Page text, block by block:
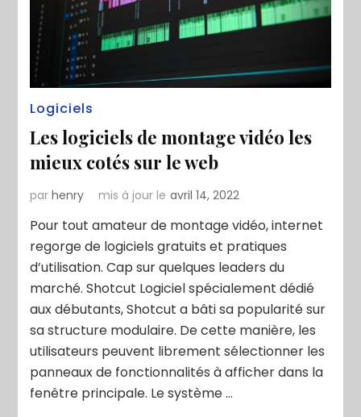
Logiciels
Les logiciels de montage vidéo les
mieux cotés sur le web
parhenry mis à jour le avril 14, 2022
Pour tout amateur de montage vidéo, internet
regorge de logiciels gratuits et pratiques
d’utilisation. Cap sur quelques leaders du
marché. Shotcut Logiciel spécialement dédié
aux débutants, Shotcut a bâti sa popularité sur
sa structure modulaire. De cette manière, les
utilisateurs peuvent librement sélectionner les
panneaux de fonctionnalités à afficher dans la
fenêtre principale. Le système …